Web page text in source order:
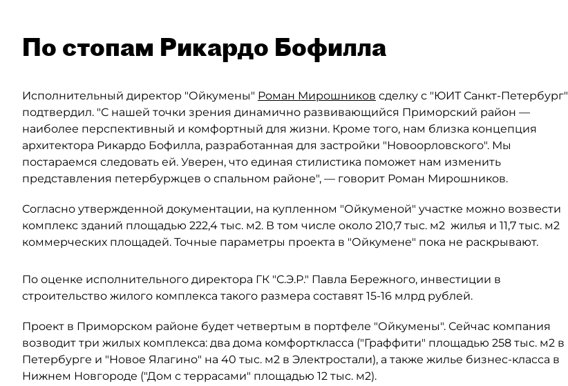
По стопам Рикардо Бофилла
Исполнительный директор "Ойкумены" Роман Мирошников сделку с "ЮИТ Санкт-Петербург"
подтвердил. "С нашей точки зрения динамично развивающийся Приморский район —
наиболее перспективный и комфортный для жизни. Кроме того, нам близка концепция
архитектора Рикардо Бофилла, разработанная для застройки "Новоорловского". Мы
постараемся следовать ей. Уверен, что единая стилистика поможет нам изменить
представления петербуржцев о спальном районе", — говорит Роман Мирошников.
Согласно утвержденной документации, на купленном "Ойкуменой" участке можно возвести
комплекс зданий площадью 222,4 тыс. м2. В том числе около 210,7 тыс. м2 жилья и 11,7 тыс. м2
коммерческих площадей. Точные параметры проекта в "Ойкумене" пока не раскрывают.
По оценке исполнительного директора ГК "С.Э.Р." Павла Бережного, инвестиции в
строительство жилого комплекса такого размера составят 15-16 млрд рублей.
Проект в Приморском районе будет четвертым в портфеле "Ойкумены". Сейчас компания
возводит три жилых комплекса: два дома комфорткласса ("Граффити" площадью 258 тыс. м2 в
Петербурге и "Новое Ялагино" на 40 тыс. м2 в Электростали), а также жилье бизнес-класса в
Нижнем Новгороде ("Дом с террасами" площадью 12 тыс. м2).